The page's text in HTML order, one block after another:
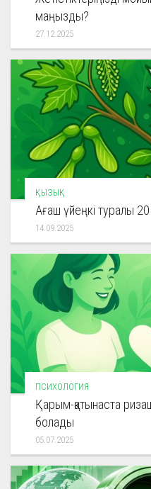
маңызды?
27.12.2025
ҚЫЗЫҚ
Ағаш үйеңкі туралы 20
14.09.2025
ПСИХОЛОГИЯ
Қарым-қатынаста
болады
05.07.2025